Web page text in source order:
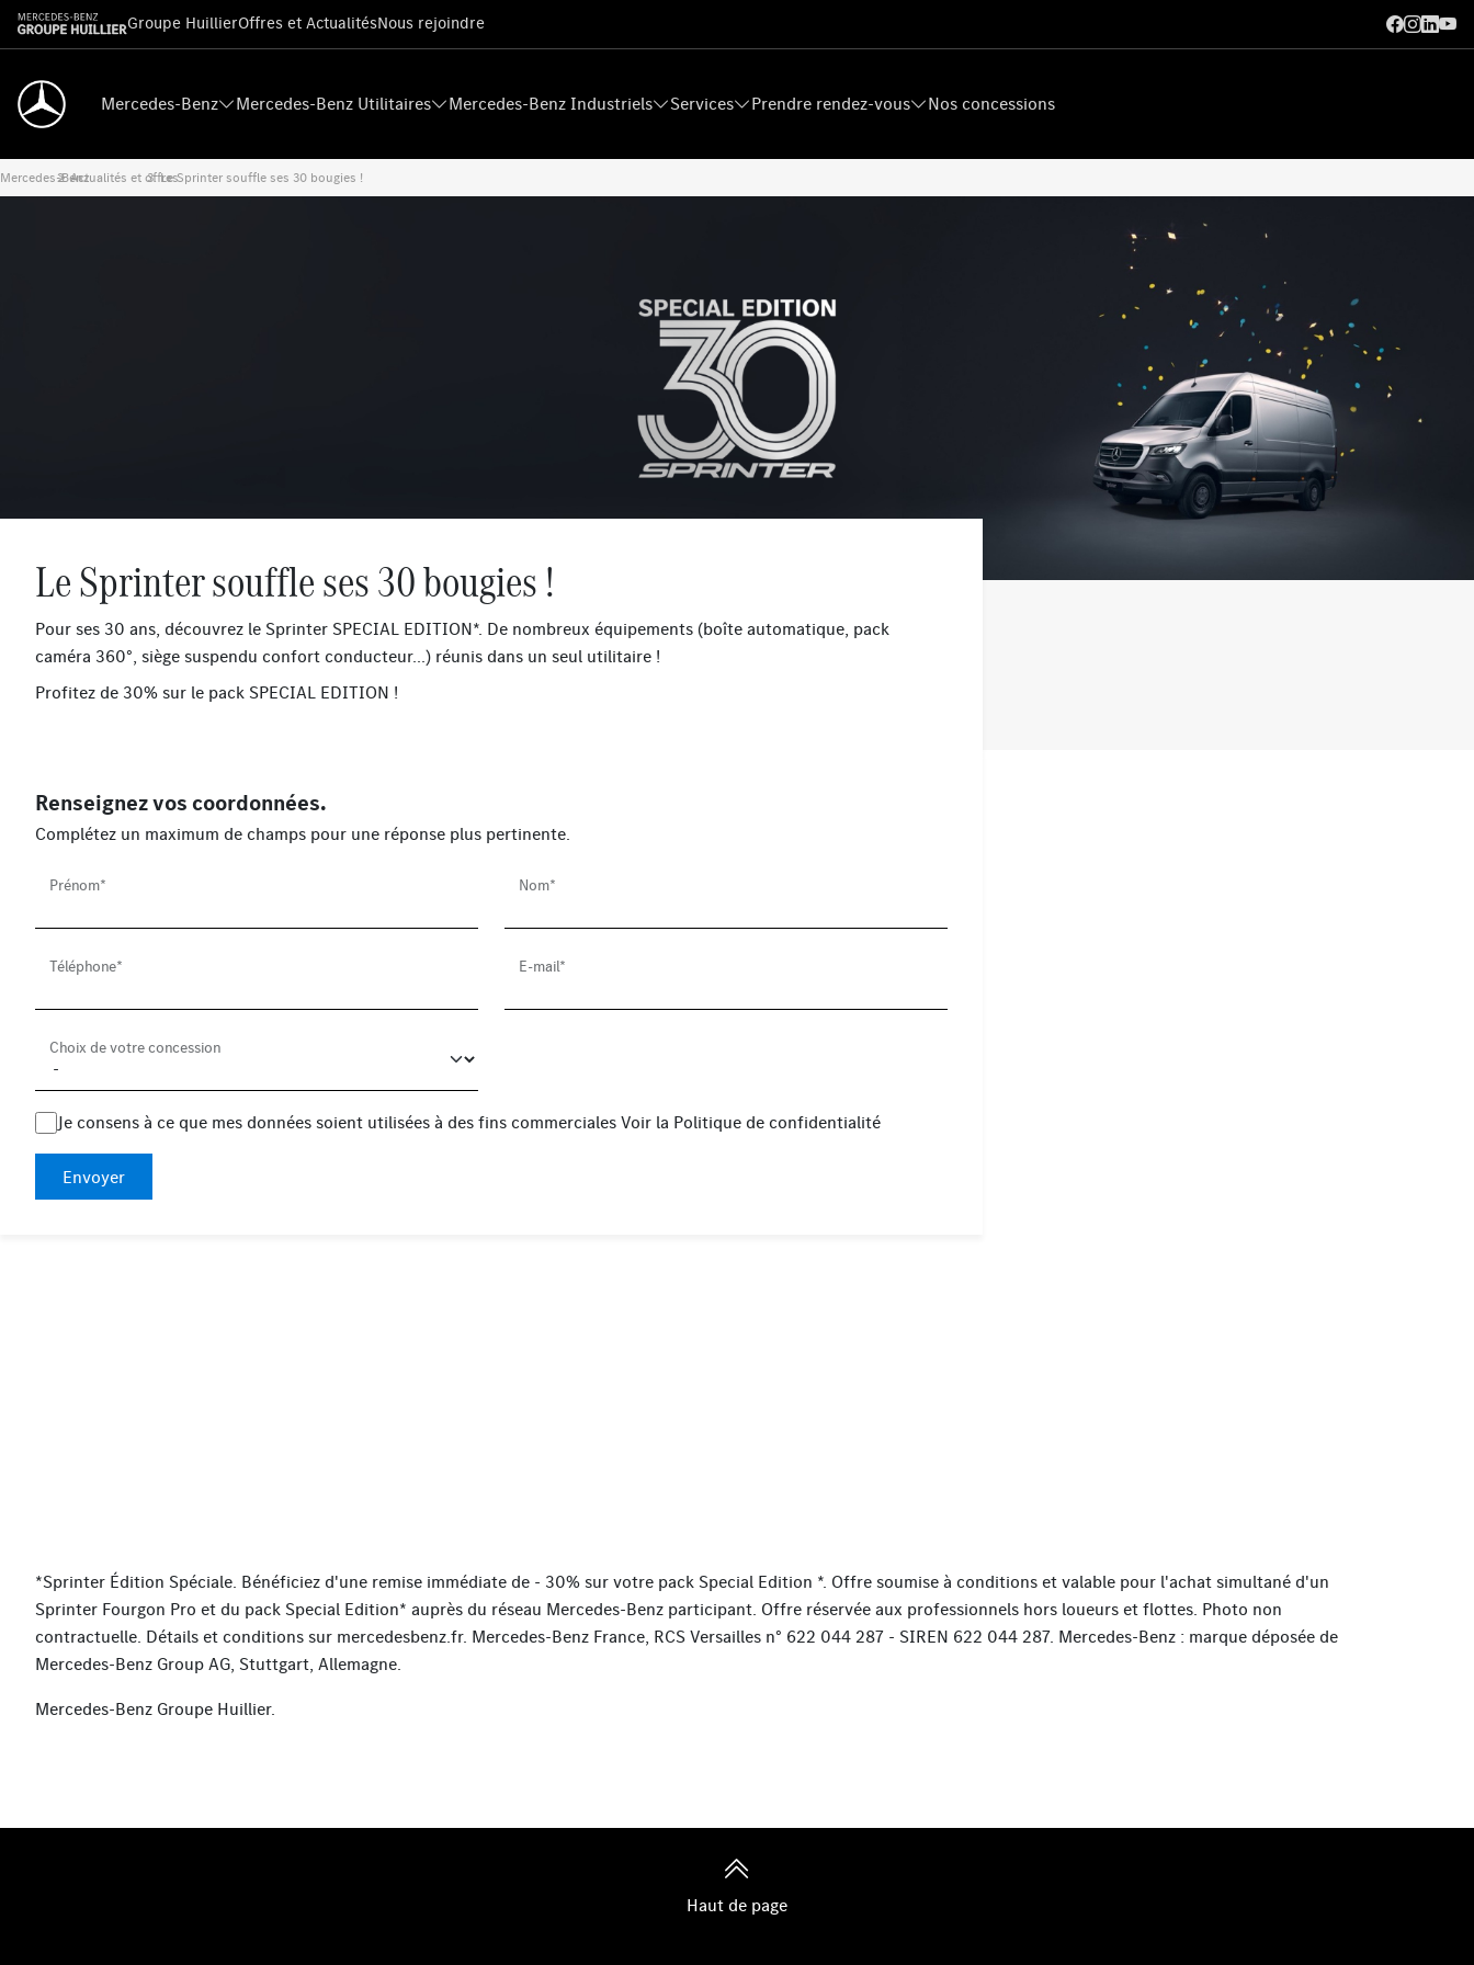
Groupe HuillierOffres et ActualitésNous rejoindre
Mercedes-Benz Mercedes-Benz Utilitaires Mercedes-Benz Industriels Services Prendre rendez-vous Nos concessions
Mercedes-Benz
›
Actualités et offres
›
Le Sprinter souffle ses 30 bougies !
Le Sprinter souffle ses 30 bougies !
Pour ses 30 ans, découvrez le Sprinter SPECIAL EDITION*. De nombreux équipements (boîte automatique, pack
caméra 360°, siège suspendu confort conducteur...) réunis dans un seul utilitaire !
Profitez de 30% sur le pack SPECIAL EDITION !
Renseignez vos coordonnées.
Complétez un maximum de champs pour une réponse plus pertinente.
Prénom* Nom*
Téléphone* E-mail*
Choix de votre concession
Je consens à ce que mes données soient utilisées à des fins commerciales Voir la Politique de confidentialité
Envoyer
*Sprinter Édition Spéciale. Bénéficiez d'une remise immédiate de - 30% sur votre pack Special Edition *. Offre soumise à conditions et valable pour l'achat simultané d'un
Sprinter Fourgon Pro et du pack Special Edition* auprès du réseau Mercedes-Benz participant. Offre réservée aux professionnels hors loueurs et flottes. Photo non
contractuelle. Détails et conditions sur mercedesbenz.fr. Mercedes-Benz France, RCS Versailles n° 622 044 287 - SIREN 622 044 287. Mercedes-Benz : marque déposée de
Mercedes-Benz Group AG, Stuttgart, Allemagne.
Mercedes-Benz Groupe Huillier.
Haut de page